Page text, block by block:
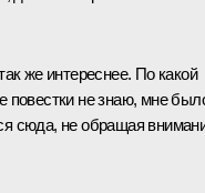
же интереснее. По какой
повестки не знаю, мне
сюда, не обращая